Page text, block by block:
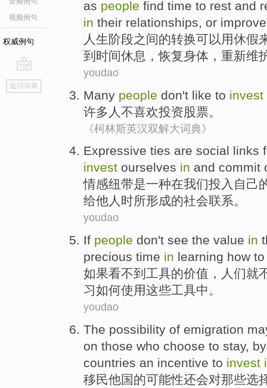
视频例句
权威例句
go
top
返回词典
as people find time to rest and
in their relationships, or improve
人生阶段之间的转换可以用休假
到 时间休息 ，恢复身体 ，重新维
youdao
Many people don't like to invest
许多 人 不喜欢投资 股票 。
《柯林斯英汉双解大词典》
Expressive ties are social links
invest ourselves in and commit
情感纽带是一种在我们投入 自己
给他人 时所形成的社会联系。
youdao
If people don't see the value in
precious time in learning how to
如果看不到 工具的价值 ， 人们就
习如何使用这些工具中。
youdao
The possibility of emigration
on those who choose to stay,
countries an incentive to invest
移民他国的可能性还会对那些选